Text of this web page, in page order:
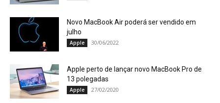
Novo MacBook Air poderá ser vendido em
julho
Apple 30/06/2022
Apple perto de lançar novo MacBook Pro de
13 polegadas
Apple 27/02/2020